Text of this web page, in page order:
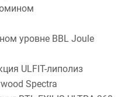
уровне BBL Joule
ULFIT-липолиз
Spectra